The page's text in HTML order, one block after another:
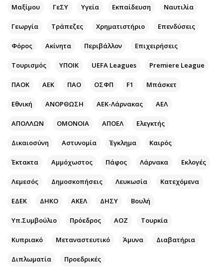
AstroBank Properties
Ενέργεια
Ναυτιλία
Περιβάλλον
Κόσμος
Παράξενα
Θέατρο-Χορός
Μουσική
Χειρόγραφα
Περιβάλλον
Γυναίκα
Showbiz
Έξοδος
Media
Podcasts
Uncut
Επιστολές
Μαξίμου ΓεΣΥ Υγεία Εκπαίδευση Ναυτιλία
Γεωργία Τράπεζες Χρηματιστήριο Επενδύσεις
Φόρος Ακίνητα Περιβάλλον Επιχειρήσεις
Τουρισμός ΥΠΟΙΚ UEFA Leagues Premiere League
ΠΑΟΚ ΑΕΚ ΠΑΟ ΟΣΦΠ F1 Μπάσκετ
Εθνική ΑΝΟΡΘΩΣΗ ΑΕΚ-Λάρνακας ΑΕΛ
ΑΠΟΛΛΩΝ ΟΜΟΝΟΙΑ ΑΠΟΕΛ Ελεγκτής
Δικαιοσύνη Αστυνομία Έγκλημα Καιρός
Έκτακτα Αμμόχωστος Πάφος Λάρνακα Εκλογές
Λεμεσός Δημοσκοπήσεις Λευκωσία Κατεχόμενα
ΕΔΕΚ ΔΗΚΟ ΑΚΕΛ ΔΗΣΥ Βουλή
Υπ.Συμβούλιο Πρόεδρος ΑΟΖ Τουρκία
Κυπριακό Μεταναστευτικό Άμυνα Διαβατήρια
Διπλωματία Προεδρικές